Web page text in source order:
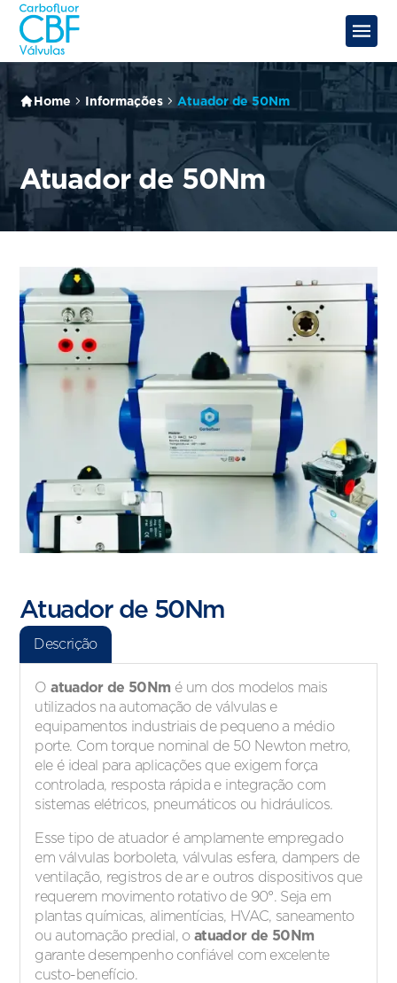
Home Informações Atuador de 50Nm
Atuador de 50Nm
Atuador de 50Nm
Descrição
O atuador de 50Nm é um dos modelos mais
utilizados na automação de válvulas e
equipamentos industriais de pequeno a médio
porte. Com torque nominal de 50 Newton metro,
ele é ideal para aplicações que exigem força
controlada, resposta rápida e integração com
sistemas elétricos, pneumáticos ou hidráulicos.
Esse tipo de atuador é amplamente empregado
em válvulas borboleta, válvulas esfera, dampers de
ventilação, registros de ar e outros dispositivos que
requerem movimento rotativo de 90°. Seja em
plantas químicas, alimentícias, HVAC, saneamento
ou automação predial, oatuador de 50Nm
garante desempenho confiável com excelente
custo-benefício.